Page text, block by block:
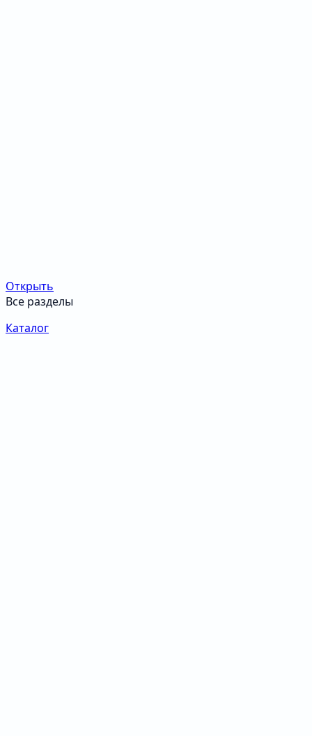
Открыть
Все разделы
Каталог